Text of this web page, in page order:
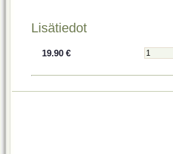
Lisätiedot
19.90 €